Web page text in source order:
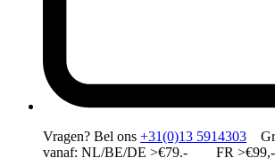
Vragen? Bel ons +31(0)13 5914303
vanaf: NL/BE/DE >€79.- FR >€99,-